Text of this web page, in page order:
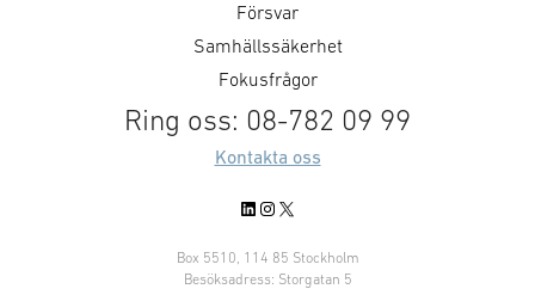
Försvar
Samhällssäkerhet
Fokusfrågor
Ring oss: 08-782 09 99
Kontakta oss
LinkedIn
Instagram
X
Box 5510, 114 85 Stockholm
Besöksadress: Storgatan 5